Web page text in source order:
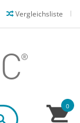
Vergleichsliste
0